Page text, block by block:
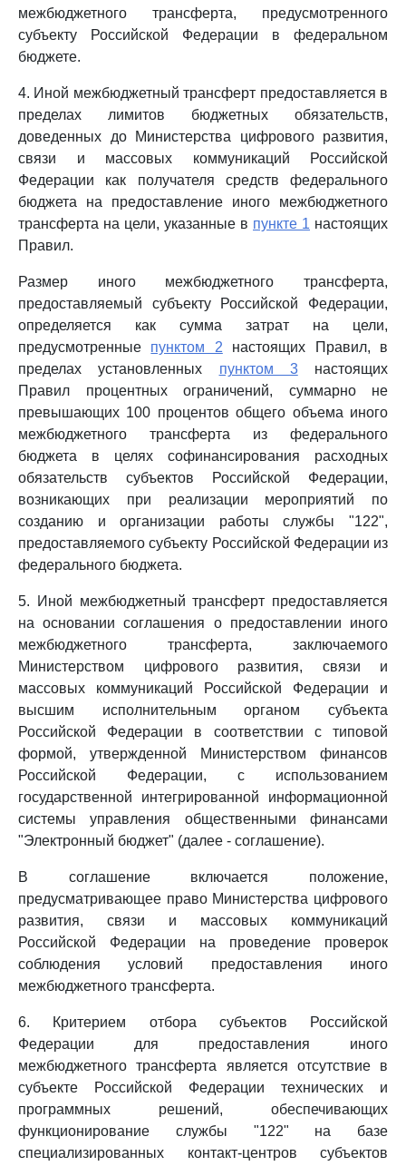
межбюджетного трансферта, предусмотренного
субъекту Российской Федерации в федеральном
бюджете.
4. Иной межбюджетный трансферт предоставляется в
пределах лимитов бюджетных обязательств,
доведенных до Министерства цифрового развития,
связи и массовых коммуникаций Российской
Федерации как получателя средств федерального
бюджета на предоставление иного межбюджетного
трансферта на цели, указанные в пункте 1 настоящих
Правил.
Размер иного межбюджетного трансферта,
предоставляемый субъекту Российской Федерации,
определяется как сумма затрат на цели,
предусмотренные пунктом 2 настоящих Правил, в
пределах установленных пунктом 3настоящих
Правил процентных ограничений, суммарно не
превышающих 100 процентов общего объема иного
межбюджетного трансферта из федерального
бюджета в целях софинансирования расходных
обязательств субъектов Российской Федерации,
возникающих при реализации мероприятий по
созданию и организации работы службы "122",
предоставляемого субъекту Российской Федерации из
федерального бюджета.
5. Иной межбюджетный трансферт предоставляется
на основании соглашения о предоставлении иного
межбюджетного трансферта, заключаемого
Министерством цифрового развития, связи и
массовых коммуникаций Российской Федерации и
высшим исполнительным органом субъекта
Российской Федерации в соответствии с типовой
формой, утвержденной Министерством финансов
Российской Федерации, с использованием
государственной интегрированной информационной
системы управления общественными финансами
"Электронный бюджет" (далее - соглашение).
В соглашение включается положение,
предусматривающее право Министерства цифрового
развития, связи и массовых коммуникаций
Российской Федерации на проведение проверок
соблюдения условий предоставления иного
межбюджетного трансферта.
6. Критерием отбора субъектов Российской
Федерации для предоставления иного
межбюджетного трансферта является отсутствие в
субъекте Российской Федерации технических и
программных решений, обеспечивающих
функционирование службы "122" на базе
специализированных контакт-центров субъектов